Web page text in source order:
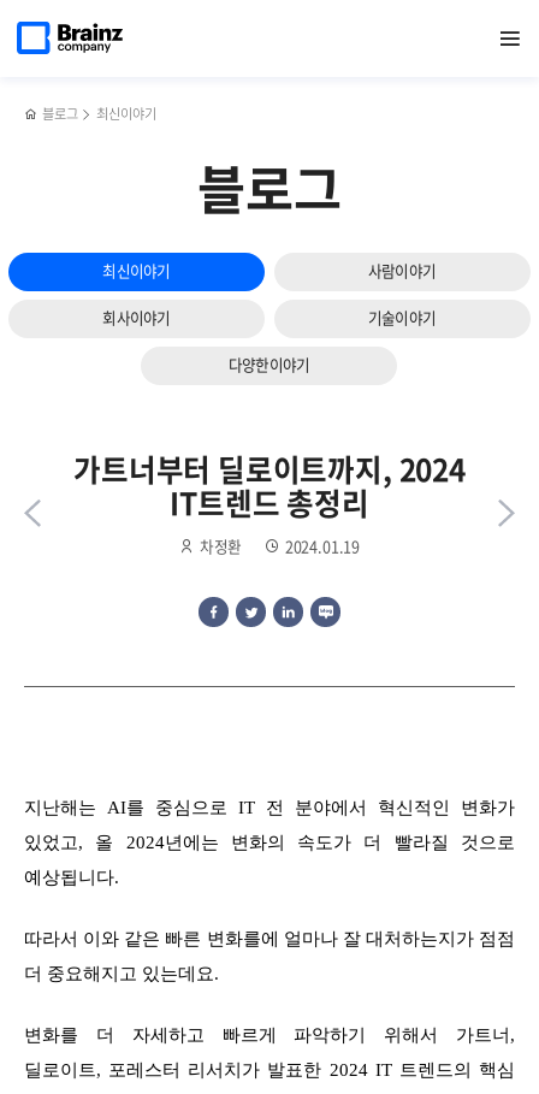
열기
페이지로
블로그 최신이야기
블로그
최신이야기 사람이야기
회사이야기 기술이야기
다양한이야기
하이브리드
성공하려면?
가트너부터 딜로이트까지, 2024
IT트렌드 총정리
차정환 2024.01.19
시스템)
대해서
지난해는 AI를 중심으로 IT 전 분야에서 혁신적인 변화가
있었고, 올 2024년에는 변화의 속도가 더 빨라질 것으로
예상됩니다.
따라서 이와 같은 빠른 변화를에 얼마나 잘 대처하는지가 점점
더 중요해지고 있는데요.
변화를 더 자세하고 빠르게 파악하기 위해서 가트너,
딜로이트, 포레스터 리서치가 발표한 2024 IT 트렌드의 핵심
다음
슬라이드